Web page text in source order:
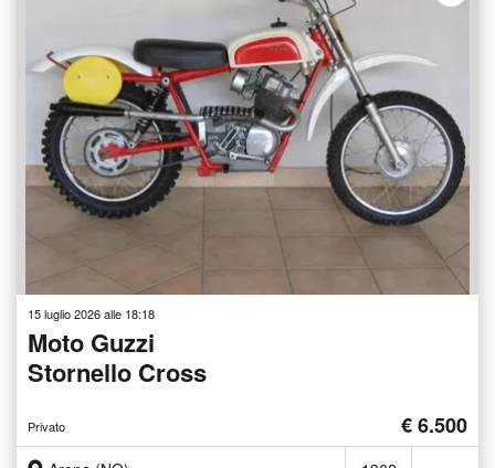
15 luglio 2026 alle 18:18
Moto Guzzi
Stornello Cross
Privato € 6.500